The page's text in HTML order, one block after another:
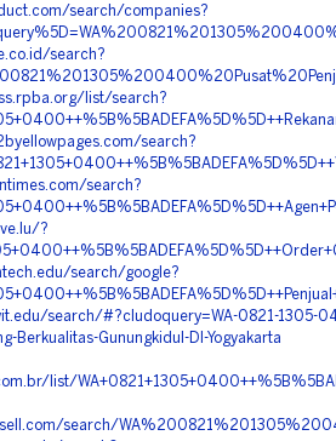
search/companies?
search?
list/search?
search?
search?
?
search/google?
search/#?cludoquery=WA-0821-1305-
Berkualitas-Gunungkidul-DI-Yogyakarta
list/
search/